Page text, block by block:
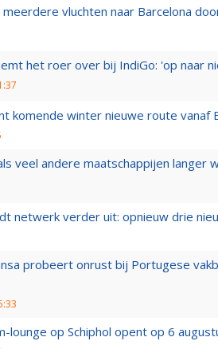
meerdere vluchten naar Barcelona
het roer over bij IndiGo: 'op naar
komende winter nieuwe route vanaf
veel andere maatschappijen langer
netwerk verder uit: opnieuw drie
probeert onrust bij Portugese
lounge op Schiphol opent op 6